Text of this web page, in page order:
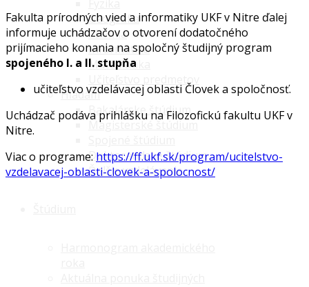
Geografia
Chémia
Informatika
Matematika
Učiteľstvo predmetov
Hľadám
Bakalárske štúdium
Magisterské štúdium
Doktorandské štúdium
Ďalšie vzdelávanie
Fakulta prírodných vied a informatiky UKF v Nitre ďalej
informuje uchádzačov o otvorení dodatočného
prijímacieho konania na spoločný študijný program
spojeného I. a II. stupňa
učiteľstvo vzdelávacej oblasti Človek a spoločnosť.
Uchádzač podáva prihlášku na Filozofickú fakultu UKF v
Nitre.
Viac o programe: https://ff.ukf.sk/program/ucitelstvo-
vzdelavacej-oblasti-clovek-a-spolocnost/